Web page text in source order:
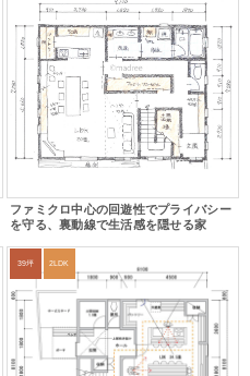
ファミクロ中心の回遊性でプライバシー
を守る、裏動線で生活感を隠せる家
39坪 2LDK